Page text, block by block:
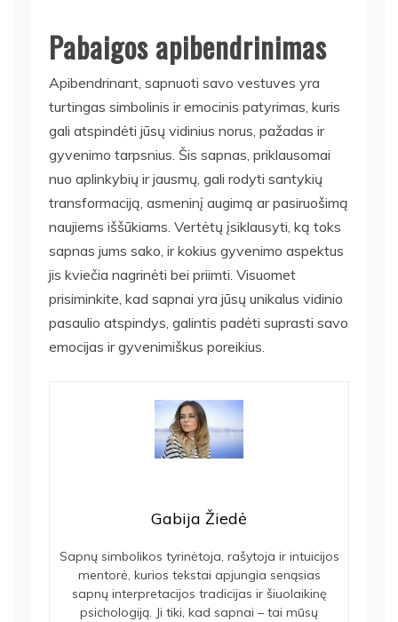
Pabaigos apibendrinimas
Apibendrinant, sapnuoti savo vestuves yra
turtingas simbolinis ir emocinis patyrimas, kuris
gali atspindėti jūsų vidinius norus, pažadas ir
gyvenimo tarpsnius. Šis sapnas, priklausomai
nuo aplinkybių ir jausmų, gali rodyti santykių
transformaciją, asmeninį augimą ar pasiruošimą
naujiems iššūkiams. Vertėtų įsiklausyti, ką toks
sapnas jums sako, ir kokius gyvenimo aspektus
jis kviečia nagrinėti bei priimti. Visuomet
prisiminkite, kad sapnai yra jūsų unikalus vidinio
pasaulio atspindys, galintis padėti suprasti savo
emocijas ir gyvenimiškus poreikius.
Gabija Žiedė
Sapnų simbolikos tyrinėtoja, rašytoja ir intuicijos
mentorė, kurios tekstai apjungia senąsias
sapnų interpretacijos tradicijas ir šiuolaikinę
psichologiją. Ji tiki, kad sapnai – tai mūsų